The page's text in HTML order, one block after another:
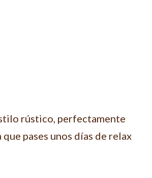
rústico, perfectamente
que pases unos días de relax